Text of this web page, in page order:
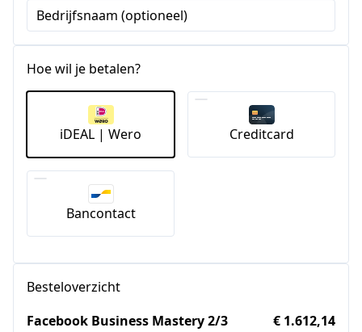
Bedrijfsnaam (optioneel)
Hoe wil je betalen?
iDEAL | Wero Creditcard
Bancontact
Besteloverzicht
Facebook Business Mastery 2/3
€ 1.612,14